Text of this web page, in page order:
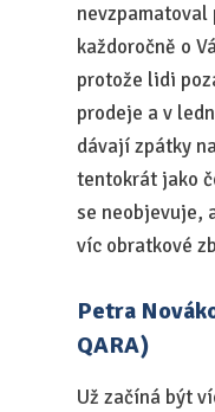
nevzpamatoval
každoročně o
protože lidi
prodeje a v
dávají zpátky
tentokrát jako
se neobjevuje,
víc obratkové
Petra
QARA)
Už začíná být